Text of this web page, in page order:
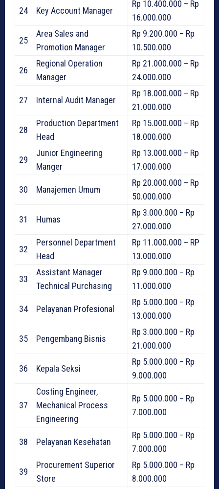
24 Key Account Manager
Rp 10.400.000 – Rp
16.000.000
25
Area Sales and
Promotion Manager
Rp 9.200.000 – Rp
10.500.000
26
Regional Operation
Manager
Rp 21.000.000 – Rp
24.000.000
27 Internal Audit Manager
Rp 18.000.000 – Rp
21.000.000
28
Production Department
Head
Rp 15.000.000 – Rp
18.000.000
29
Junior Engineering
Manger
Rp 13.000.000 – Rp
17.000.000
30 Manajemen Umum
Rp 20.000.000 – Rp
50.000.000
31 Humas
Rp 3.000.000 – Rp
27.000.000
32
Personnel Department
Head
Rp 11.000.000 – RP
13.000.000
33
Assistant Manager
Technical Purchasing
Rp 9.000.000 – Rp
11.000.000
34 Pelayanan Profesional
Rp 5.000.000 – Rp
13.000.000
35 Pengembang Bisnis
Rp 3.000.000 – Rp
21.000.000
36 Kepala Seksi
Rp 5.000.000 – Rp
9.000.000
37
Costing Engineer,
Mechanical Process
Engineering
Rp 5.000.000 – Rp
7.000.000
38 Pelayanan Kesehatan
Rp 5.000.000 – Rp
7.000.000
39
Procurement Superior
Store
Rp 5.000.000 – Rp
8.000.000